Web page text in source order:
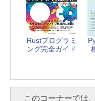
Rustプログラミ
ング完全ガイド
このコーナーでは